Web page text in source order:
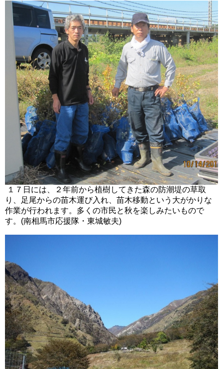
１７日には、２年前から植樹してきた森の防潮堤の草取
り、足尾からの苗木運び入れ、苗木移動という大がかりな
作業が行われます。多くの市民と秋を楽しみたいもので
す。(南相馬市応援隊・東城敏夫)